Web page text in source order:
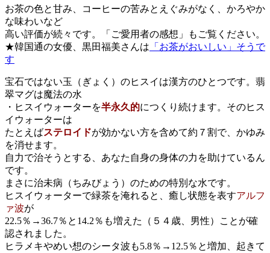
お茶の色と甘み、コーヒーの苦みとえぐみがなく、かろやか
な味わいなど
高い評価が続々です。「ご愛用者の感想」もご覧ください。
★韓国通の女優、黒田福美さんは 「お茶がおいしい」そうで
す
宝石ではない玉（ぎょく）のヒスイは漢方のひとつです。翡
翠マグは魔法の水
・ヒスイウォーターを半永久的につくり続けます。そのヒス
イウォーターは
たとえばステロイドが効かない方を含めて約７割で、かゆみ
を消せます。
自力で治そうとする、あなた自身の身体の力を助けているん
です。
まさに治未病（ちみびょう）のための特別な水です。
ヒスイウォーターで緑茶を淹れると、癒し状態を表すアルフ
ァ波が
22.5％→36.7％と14.2％も増えた（５４歳、男性）ことが確
認されました。
ヒラメキやめい想のシータ波も5.8％→12.5％と増加、起きて